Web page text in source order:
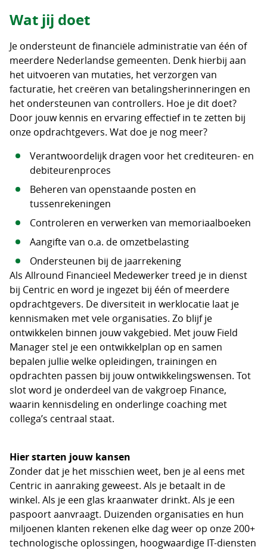
Wat jij doet
Je ondersteunt de financiële administratie van één of
meerdere Nederlandse gemeenten. Denk hierbij aan
het uitvoeren van mutaties, het verzorgen van
facturatie, het creëren van betalingsherinneringen en
het ondersteunen van controllers. Hoe je dit doet?
Door jouw kennis en ervaring effectief in te zetten bij
onze opdrachtgevers. Wat doe je nog meer?
Verantwoordelijk dragen voor het crediteuren- en
debiteurenproces
Beheren van openstaande posten en
tussenrekeningen
Controleren en verwerken van memoriaalboeken
Aangifte van o.a. de omzetbelasting
Ondersteunen bij de jaarrekening
Als Allround Financieel Medewerker treed je in dienst
bij Centric en word je ingezet bij één of meerdere
opdrachtgevers. De diversiteit in werklocatie laat je
kennismaken met vele organisaties. Zo blijf je
ontwikkelen binnen jouw vakgebied. Met jouw Field
Manager stel je een ontwikkelplan op en samen
bepalen jullie welke opleidingen, trainingen en
opdrachten passen bij jouw ontwikkelingswensen. Tot
slot word je onderdeel van de vakgroep Finance,
waarin kennisdeling en onderlinge coaching met
collega’s centraal staat.
Hier starten jouw kansen
Zonder dat je het misschien weet, ben je al eens met
Centric in aanraking geweest. Als je betaalt in de
winkel. Als je een glas kraanwater drinkt. Als je een
paspoort aanvraagt. Duizenden organisaties en hun
miljoenen klanten rekenen elke dag weer op onze 200+
technologische oplossingen, hoogwaardige IT-diensten